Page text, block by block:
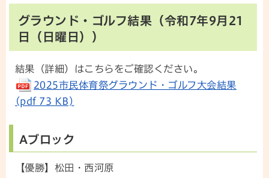
グラウンド・ゴルフ結果（令和7年9月21
日（日曜日））
結果（詳細）はこちらをご確認ください。
2025市民体育祭グラウンド・ゴルフ大会結果
(pdf 73 KB)
Aブロック
【優勝】松田・西河原